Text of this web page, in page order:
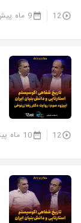
12 9 ماه پیش
12 10 ماه پیش